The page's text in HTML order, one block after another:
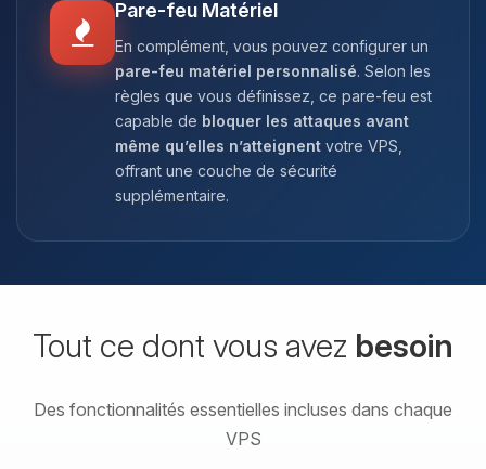
Pare-feu Matériel
En complément, vous pouvez configurer un
pare-feu matériel personnalisé. Selon les
règles que vous définissez, ce pare-feu est
capable de bloquer les attaques avant
même qu’elles n’atteignent votre VPS,
offrant une couche de sécurité
supplémentaire.
Tout ce dont vous avez besoin
Des fonctionnalités essentielles incluses dans chaque
VPS